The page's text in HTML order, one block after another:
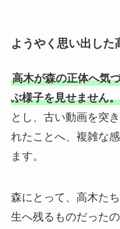
ようやく思い出した
高木が森の正体へ気
ぶ様子を見せません。
とし、古い動画を突
れたことへ、複雑な
ます。
森にとって、高木た
生へ残るものだったの